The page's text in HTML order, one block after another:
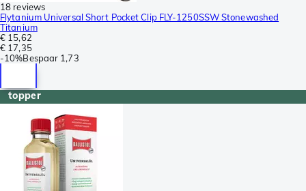
18 reviews
Flytanium Universal Short Pocket Clip FLY-1250SSW Stonewashed
Titanium
€ 15,62
€ 17,35
-10%Bespaar 1,73
topper